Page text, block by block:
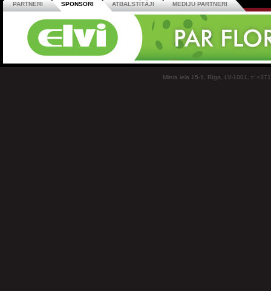
PARTNERI SPONSORI ATBALSTĪTĀJI MEDIJU PARTNERI
Miera iela 15-1, Rīga, LV-1001, t: